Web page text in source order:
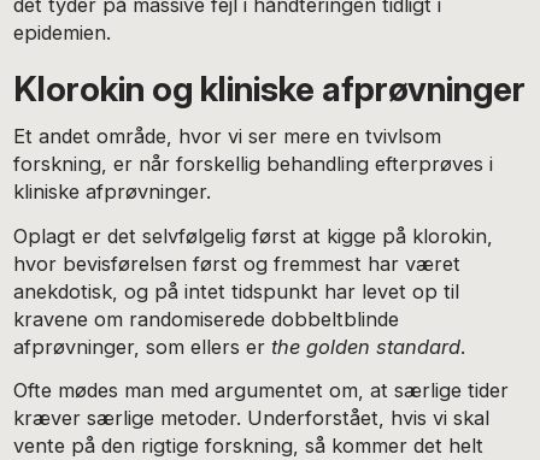
det tyder på massive fejl i håndteringen tidligt i
epidemien.
Klorokin og kliniske afprøvninger
Et andet område, hvor vi ser mere en tvivlsom
forskning, er når forskellig behandling efterprøves i
kliniske afprøvninger.
Oplagt er det selvfølgelig først at kigge på klorokin,
hvor bevisførelsen først og fremmest har været
anekdotisk, og på intet tidspunkt har levet op til
kravene om randomiserede dobbeltblinde
afprøvninger, som ellers erthe golden standard.
Ofte mødes man med argumentet om, at særlige tider
kræver særlige metoder. Underforstået, hvis vi skal
vente på den rigtige forskning, så kommer det helt